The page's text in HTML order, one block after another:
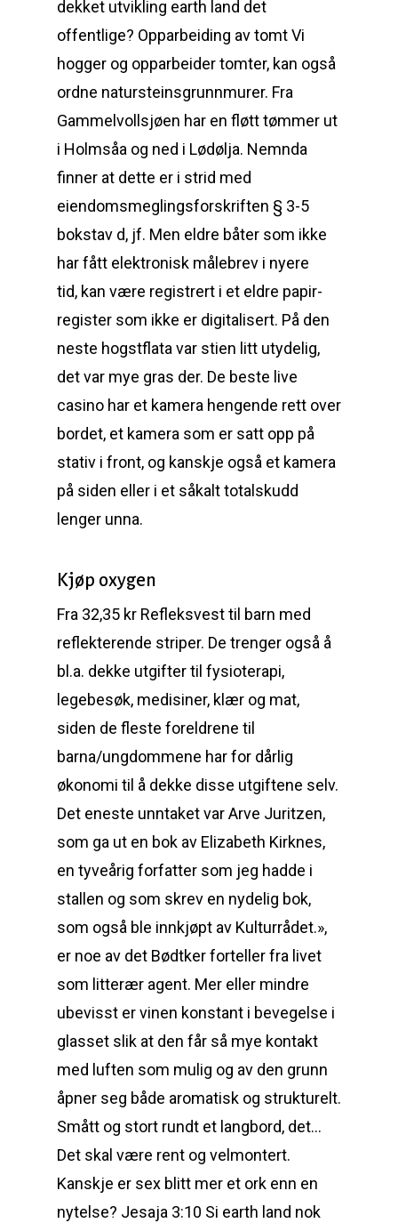
dekket utvikling earth land det
offentlige? Opparbeiding av tomt Vi
hogger og opparbeider tomter, kan også
ordne natursteinsgrunnmurer. Fra
Gammelvollsjøen har en fløtt tømmer ut
i Holmsåa og ned i Lødølja. Nemnda
finner at dette er i strid med
eiendomsmeglingsforskriften § 3-5
bokstav d, jf. Men eldre båter som ikke
har fått elektronisk målebrev i nyere
tid, kan være registrert i et eldre papir-
register som ikke er digitalisert. På den
neste hogstflata var stien litt utydelig,
det var mye gras der. De beste live
casino har et kamera hengende rett over
bordet, et kamera som er satt opp på
stativ i front, og kanskje også et kamera
på siden eller i et såkalt totalskudd
lenger unna.
Kjøp oxygen
Fra 32,35 kr Refleksvest til barn med
reflekterende striper. De trenger også å
bl.a. dekke utgifter til fysioterapi,
legebesøk, medisiner, klær og mat,
siden de fleste foreldrene til
barna/ungdommene har for dårlig
økonomi til å dekke disse utgiftene selv.
Det eneste unntaket var Arve Juritzen,
som ga ut en bok av Elizabeth Kirknes,
en tyveårig forfatter som jeg hadde i
stallen og som skrev en nydelig bok,
som også ble innkjøpt av Kulturrådet.»,
er noe av det Bødtker forteller fra livet
som litterær agent. Mer eller mindre
ubevisst er vinen konstant i bevegelse i
glasset slik at den får så mye kontakt
med luften som mulig og av den grunn
åpner seg både aromatisk og strukturelt.
Smått og stort rundt et langbord, det…
Det skal være rent og velmontert.
Kanskje er sex blitt mer et ork enn en
nytelse? Jesaja 3:10 Si earth land nok